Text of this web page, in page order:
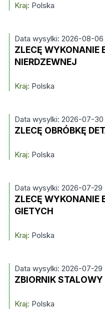
Kraj: Polska
Data wysylki: 2026-08-06
ZLECĘ WYKONANIE
NIERDZEWNEJ
Kraj: Polska
Data wysylki: 2026-07-30
ZLECĘ OBRÓBKĘ
Kraj: Polska
Data wysylki: 2026-07-29
ZLECĘ WYKONANIE
GIETYCH
Kraj: Polska
Data wysylki: 2026-07-29
ZBIORNIK STALOWY
Kraj: Polska